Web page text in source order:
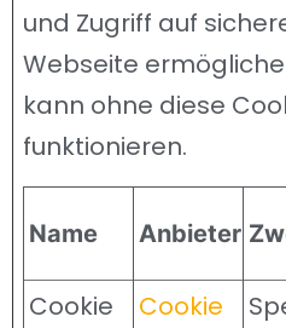
und Zugriff auf
Webseite
kann ohne diese
funktionieren.
Name Anbieter
Cookie
Cookie